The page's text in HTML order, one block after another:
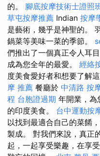
的。 腳底按摩技術士證照
草屯按摩推薦 Indian 按摩
是藝術，幾乎是神聖的。
鍋菜等美味一菜的季節。
們推出了一個真正令人耳
成為您全年的最愛。 經絡
度美食愛好者和想要了解
摩 推薦 餐廳於 中清路 按
程 台胞證過期 年開業，為
的印度美食。 台中運動按
以找到最適合自己的菜餚
製成。 對我們來說，真正
起，一起享受樂趣，在享